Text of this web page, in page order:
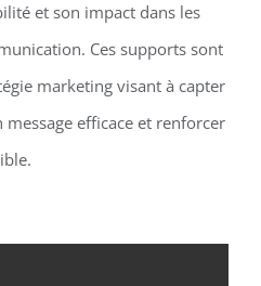
et son impact dans les
Ces supports sont
marketing visant à capter
efficace et renforcer